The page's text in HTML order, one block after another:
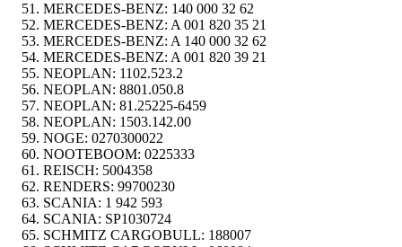
MERCEDES-BENZ: 140 000 32 62
MERCEDES-BENZ: A 001 820 35 21
MERCEDES-BENZ: A 140 000 32 62
MERCEDES-BENZ: A 001 820 39 21
NEOPLAN: 1102.523.2
NEOPLAN: 8801.050.8
NEOPLAN: 81.25225-6459
NEOPLAN: 1503.142.00
NOGE: 0270300022
NOOTEBOOM: 0225333
REISCH: 5004358
RENDERS: 99700230
SCANIA: 1 942 593
SCANIA: SP1030724
SCHMITZ CARGOBULL: 188007